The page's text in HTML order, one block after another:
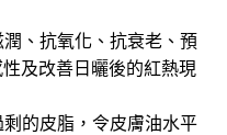
、抗氧化、抗衰老、預
及改善日曬後的紅熱現
的皮脂，令皮膚油水平